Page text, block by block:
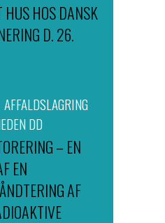
HOS DANSK
D. 26.
AFFALDSLAGRING
DD
– EN
EN
AF